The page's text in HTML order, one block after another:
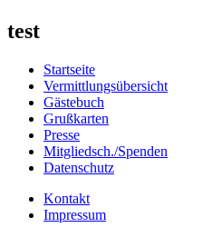
test
Startseite
Vermittlungsübersicht
Gästebuch
Grußkarten
Presse
Mitgliedsch./Spenden
Datenschutz
Kontakt
Impressum